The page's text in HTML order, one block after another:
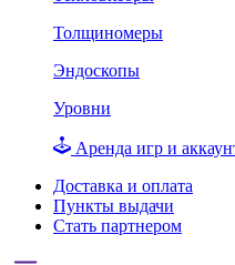
Толщиномеры
Эндоскопы
Уровни
Аренда игр и
Доставка и оплата
Пункты выдачи
Стать партнером